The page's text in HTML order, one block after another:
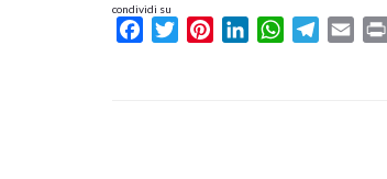
condividi su
FacebookTwitterPinterestLinkedInWhatsAppTelegram
Email